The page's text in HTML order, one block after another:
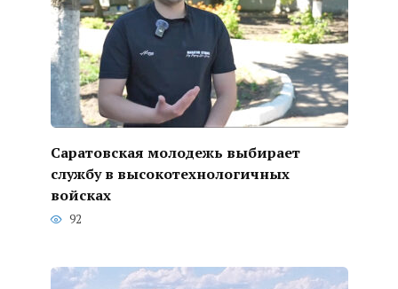
Саратовская молодежь выбирает
службу в высокотехнологичных
войсках
92